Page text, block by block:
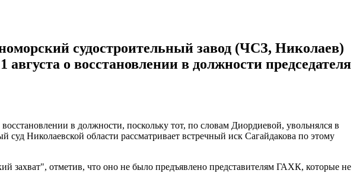
судостроительный завод (ЧСЗ, Николаев)
о восстановлении в должности председателя
в должности, поскольку тот, по словам Диордиевой, увольнялся в
Николаевской области рассматривает встречный иск Сагайдакова по этому
захват", отметив, что оно не было предъявлено представителям ГАХК, которые не